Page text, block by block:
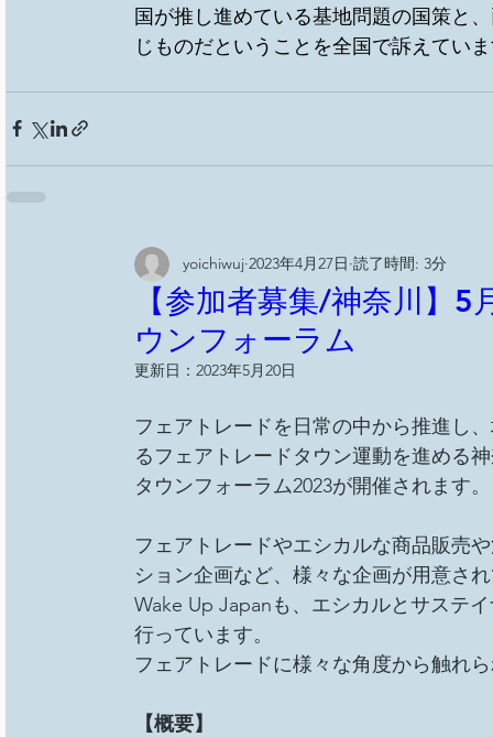
国が推し進めている基地問題の国策と
じものだということを全国で訴えてい
【参加者募集/神奈川】
ウンフォーラム
yoichiwuj 2023年4月27日 読了時間: 3分
更新日： 2023年5月20日
フェアトレードを日常の中から推進し
るフェアトレードタウン運動を進める
タウンフォーラム2023が開催されます。
フェアトレードやエシカルな商品販売
ション企画など、様々な企画が用意さ
Wake Up Japanも、エシカルとサステ
行っています。
フェアトレードに様々な角度から触れ
【概要】